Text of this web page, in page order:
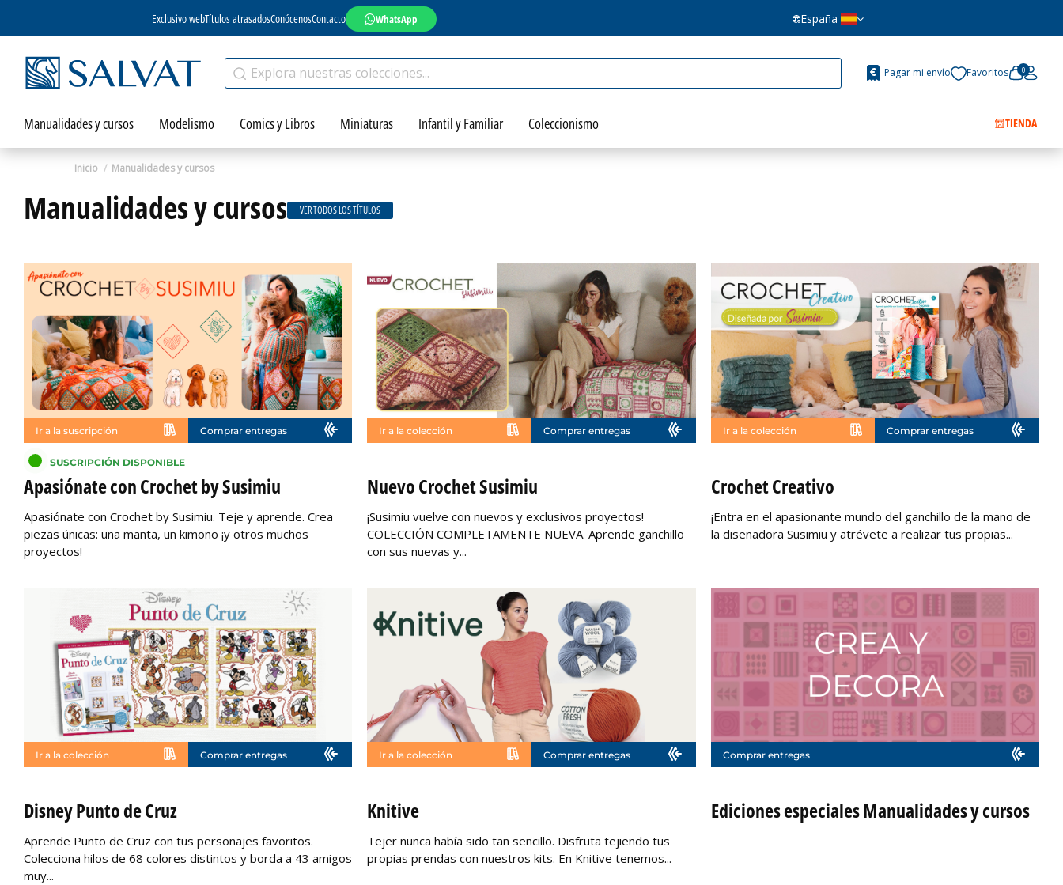
Exclusivo webTítulos atrasadosConócenosContacto WhatsApp España
Pagar mi envío Favoritos 0
Manualidades y cursos Modelismo Comics y Libros Miniaturas Infantil y Familiar Coleccionismo TIENDA
Inicio Manualidades y cursos
Manualidades y cursos VER TODOS LOS TÍTULOS
Ir a la suscripción Comprar entregas
SUSCRIPCIÓN DISPONIBLE
Apasiónate con Crochet by Susimiu
Apasiónate con Crochet by Susimiu. Teje y aprende. Crea
piezas únicas: una manta, un kimono ¡y otros muchos
proyectos!
Ir a la colección Comprar entregas
Nuevo Crochet Susimiu
¡Susimiu vuelve con nuevos y exclusivos proyectos!
COLECCIÓN COMPLETAMENTE NUEVA. Aprende ganchillo
con sus nuevas y...
Ir a la colección Comprar entregas
Crochet Creativo
¡Entra en el apasionante mundo del ganchillo de la mano de
la diseñadora Susimiu y atrévete a realizar tus propias...
Ir a la colección Comprar entregas
Disney Punto de Cruz
Aprende Punto de Cruz con tus personajes favoritos.
Colecciona hilos de 68 colores distintos y borda a 43 amigos
muy...
Ir a la colección Comprar entregas
Knitive
Tejer nunca había sido tan sencillo. Disfruta tejiendo tus
propias prendas con nuestros kits. En Knitive tenemos...
Comprar entregas
Ediciones especiales Manualidades y cursos